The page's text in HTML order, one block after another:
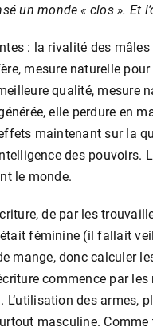
un monde « clos ». Et
: la rivalité des
mesure naturelle
qualité, mesure
elle perdure en
maintenant sur la
des pouvoirs.
le monde.
de par les
féminine (il fallait
mange, donc calculer
commence par
L‘utilisation des armes,
masculine. Comme